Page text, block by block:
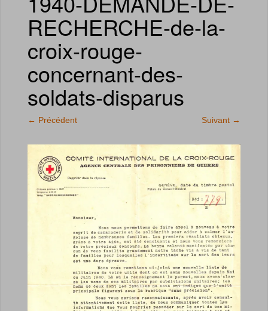
RECHERCHE-de-la-
croix-rouge-
concernant-des-
soldats-disparus
← Précédent Suivant →